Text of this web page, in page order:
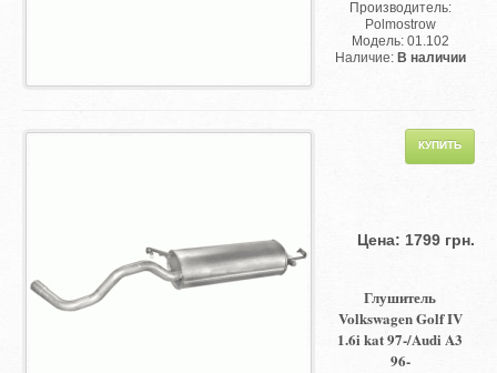
Производитель:
Polmostrow
Модель: 01.102
Наличие: В наличии
Цена: 1799 грн.
Глушитель
Volkswagen Golf IV
1.6i kat 97-/Audi A3
96-